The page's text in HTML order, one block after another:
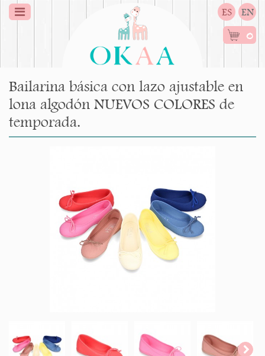
ES EN
0
Bailarina básica con lazo ajustable en
lona algodón NUEVOS COLORES de
temporada.